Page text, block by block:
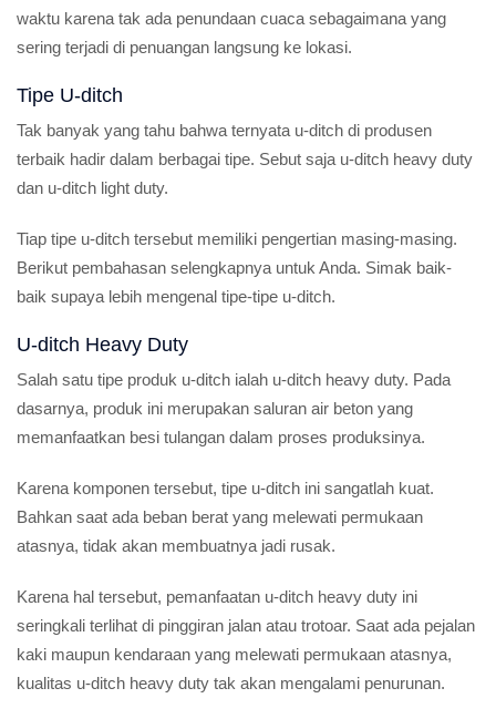
waktu karena tak ada penundaan cuaca sebagaimana yang
sering terjadi di penuangan langsung ke lokasi.
Tipe U-ditch
Tak banyak yang tahu bahwa ternyata u-ditch di produsen
terbaik hadir dalam berbagai tipe. Sebut saja u-ditch heavy duty
dan u-ditch light duty.
Tiap tipe u-ditch tersebut memiliki pengertian masing-masing.
Berikut pembahasan selengkapnya untuk Anda. Simak baik-
baik supaya lebih mengenal tipe-tipe u-ditch.
U-ditch Heavy Duty
Salah satu tipe produk u-ditch ialah u-ditch heavy duty. Pada
dasarnya, produk ini merupakan saluran air beton yang
memanfaatkan besi tulangan dalam proses produksinya.
Karena komponen tersebut, tipe u-ditch ini sangatlah kuat.
Bahkan saat ada beban berat yang melewati permukaan
atasnya, tidak akan membuatnya jadi rusak.
Karena hal tersebut, pemanfaatan u-ditch heavy duty ini
seringkali terlihat di pinggiran jalan atau trotoar. Saat ada pejalan
kaki maupun kendaraan yang melewati permukaan atasnya,
kualitas u-ditch heavy duty tak akan mengalami penurunan.